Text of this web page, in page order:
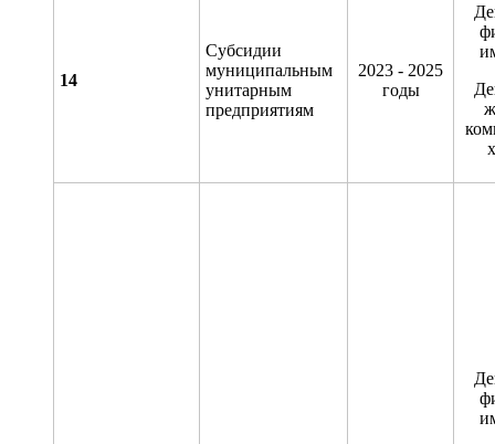
14
Субсидии
муниципальным
унитарным
предприятиям
2023 - 2025
годы